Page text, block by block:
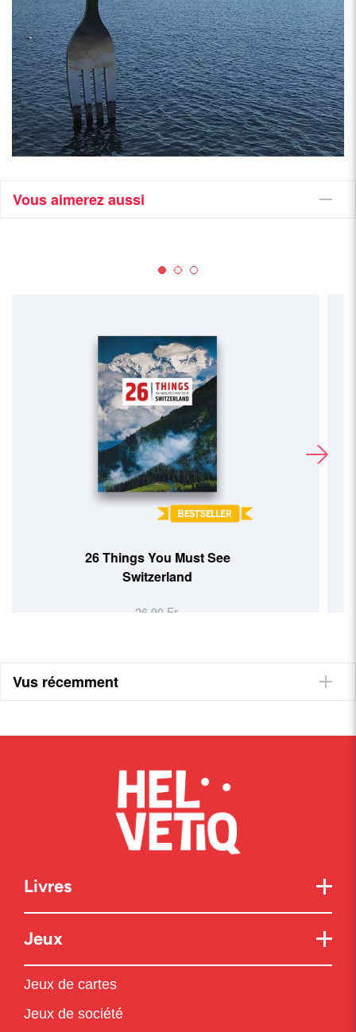
Vous aimerez aussi
Cartographica Helvetica
Vus récemment
Livres
Jeux
Jeux de cartes
Jeux de société